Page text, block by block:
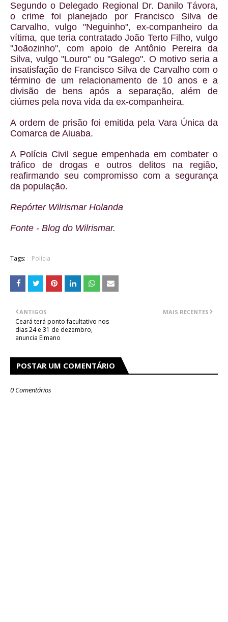
Segundo o Delegado Regional Dr. Danilo Távora,
o crime foi planejado por Francisco Silva de
Carvalho, vulgo "Neguinho", ex-companheiro da
vítima, que teria contratado João Terto Filho, vulgo
"Joãozinho", com apoio de Antônio Pereira da
Silva, vulgo "Louro" ou "Galego". O motivo seria a
insatisfação de Francisco Silva de Carvalho com o
término de um relacionamento de 10 anos e a
divisão de bens após a separação, além de
ciúmes pela nova vida da ex-companheira.
A ordem de prisão foi emitida pela Vara Única da
Comarca de Aiuaba.
A Polícia Civil segue empenhada em combater o
tráfico de drogas e outros delitos na região,
reafirmando seu compromisso com a segurança
da população.
Repórter Wilrismar Holanda
Fonte - Blog do Wilrismar.
Tags: Polícia
MAIS RECENTES
ANTIGOS
Ceará terá ponto facultativo nos
dias 24 e 31 de dezembro,
anuncia Elmano
POSTAR UM COMENTÁRIO
0 Comentários